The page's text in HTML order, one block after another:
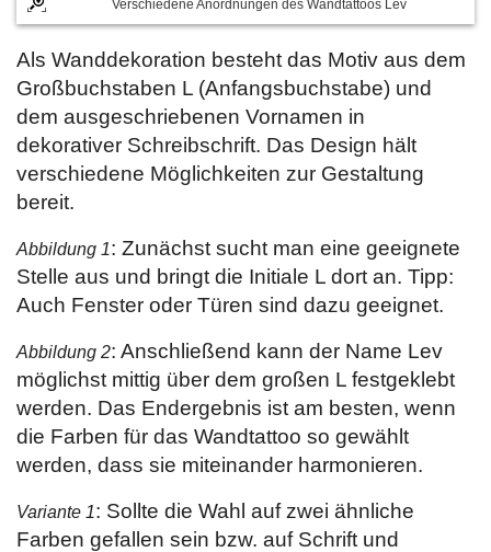
Verschiedene Anordnungen des Wandtattoos Lev
Als Wanddekoration besteht das Motiv aus dem
Großbuchstaben L (Anfangsbuchstabe) und
dem ausgeschriebenen Vornamen in
dekorativer Schreibschrift. Das Design hält
verschiedene Möglichkeiten zur Gestaltung
bereit.
Abbildung 1: Zunächst sucht man eine geeignete
Stelle aus und bringt die Initiale L dort an. Tipp:
Auch Fenster oder Türen sind dazu geeignet.
Abbildung 2: Anschließend kann der Name Lev
möglichst mittig über dem großen L festgeklebt
werden. Das Endergebnis ist am besten, wenn
die Farben für das Wandtattoo so gewählt
werden, dass sie miteinander harmonieren.
Variante 1: Sollte die Wahl auf zwei ähnliche
Farben gefallen sein bzw. auf Schrift und